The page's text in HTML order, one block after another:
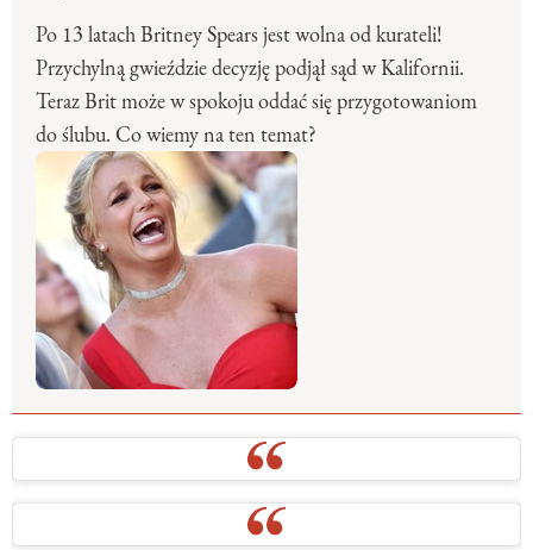
Po 13 latach Britney Spears jest wolna od kurateli!
Przychylną gwieździe decyzję podjął sąd w Kalifornii.
Teraz Brit może w spokoju oddać się przygotowaniom
do ślubu. Co wiemy na ten temat?